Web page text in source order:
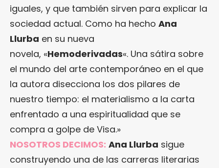
iguales, y que también sirven para explicar la
sociedad actual. Como ha hecho Ana
Llurba en su nueva
novela, «Hemoderivadas«. Una sátira sobre
el mundo del arte contemporáneo en el que
la autora disecciona los dos pilares de
nuestro tiempo: el materialismo a la carta
enfrentado a una espiritualidad que se
compra a golpe de Visa.»
NOSOTROS DECIMOS: Ana Llurba sigue
construyendo una de las carreras literarias